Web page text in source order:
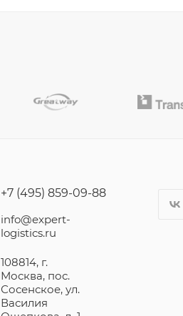
+7 (495) 859-09-88
info@expert-
logistics.ru
108814, г.
Москва, пос.
Сосенское, ул.
Василия